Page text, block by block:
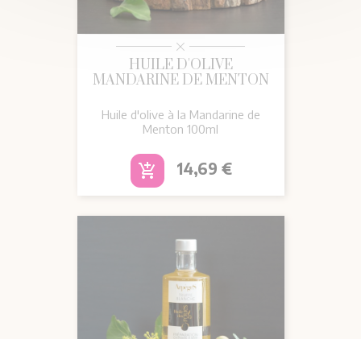
HUILE D'OLIVE
MANDARINE DE MENTON
Huile d'olive à la Mandarine de
Menton 100ml
add_shopping_cart Prix
14,69 €